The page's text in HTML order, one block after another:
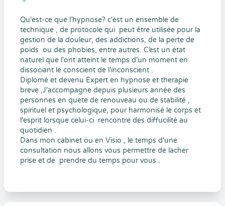
Qu'est-ce que l’hypnose? c'est un ensemble de
technique , de protocole qui peut être utilisée pour la
gestion de la douleur, des addictions, de la perte de
poids ou des phobies, entre autres. C’est un état
naturel que l'ont atteint le temps d'un moment en
dissociant le conscient de l’inconscient .
Diplomé et devenu Expert en hypnose et therapie
breve ,J'accompagne depuis plusieurs année des
personnes en quete de renouveau ou de stabilité ,
spirituel et psychologique, pour harmonisé le corps et
l'esprit lorsque celui-ci rencontre des diffucilité au
quotidien .
Dans mon cabinet ou en Visio , le temps d'une
consultation nous allons vous permettre de lacher
prise et de prendre du temps pour vous .